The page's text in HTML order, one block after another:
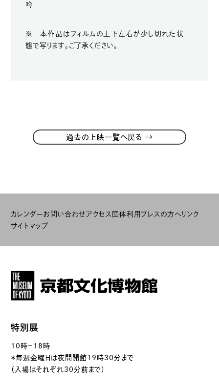
吟
※ 本作品はフィルムの上下左右が少し切れた状
態で写ります。ご了承ください。
過去の上映一覧へ戻る →
カレンダーお問い合わせアクセス 団体利用 プレスの方へリンク
サイトマップ
特別展
10時－18時
＊毎週金曜日は夜間開館19時30分まで
（入場はそれぞれ30分前まで）